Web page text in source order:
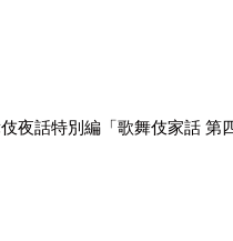
夜話特別編「歌舞伎家話 第